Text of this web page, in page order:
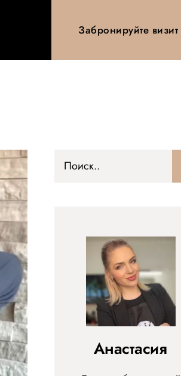
Забронируйте визит
Анастасия